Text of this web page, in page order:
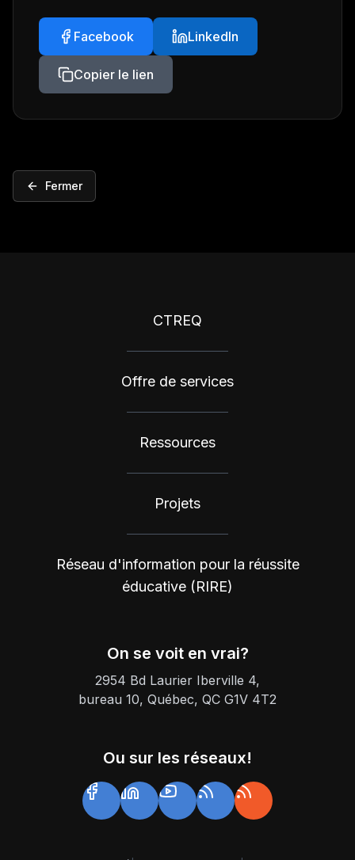
Facebook LinkedIn
Copier le lien
Fermer
CTREQ
Offre de services
Ressources
Projets
Réseau d'information pour la réussite
éducative (RIRE)
On se voit en vrai?
2954 Bd Laurier Iberville 4,
bureau 10, Québec, QC G1V 4T2
Ou sur les réseaux!